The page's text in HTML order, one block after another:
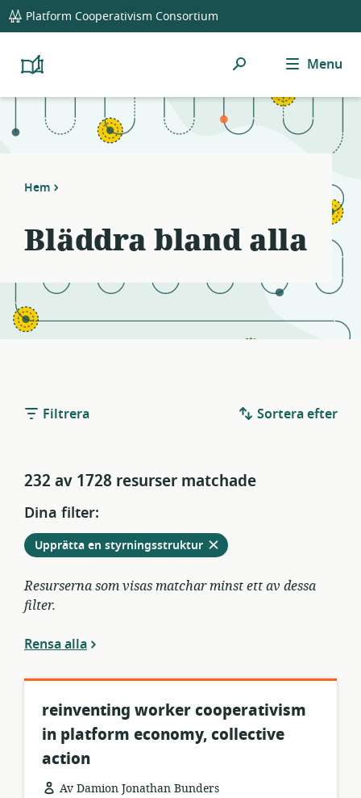
global
navigation
Platform Cooperativism Consortium
Platform
Resource
Sök Menu
Hem
Bläddra bland alla
Filtrera Sortera efter
232 av 1728 resurser matchade
Dina filter:
Ta
bort
Upprätta en styrningsstrukturfrån
aktuella
filter
Resurserna som visas matchar minst ett av dessa
filter.
Rensa alla
reinventing worker cooperativism
in platform economy, collective
action
Av Damion Jonathan Bunders
Notifications
21
filters
Resource